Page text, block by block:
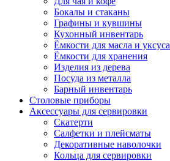
Бокалы и стаканы
Графины и кувшины
Кухонный инвентарь
Ёмкости для масла и уксуса
Ёмкости для хранения
Изделия из дерева
Посуда из металла
Барный инвентарь
Столовые приборы
Аксессуары для сервировки
Скатерти
Cалфетки и плейсматы
Декоративные наволочки
Кольца для сервировки